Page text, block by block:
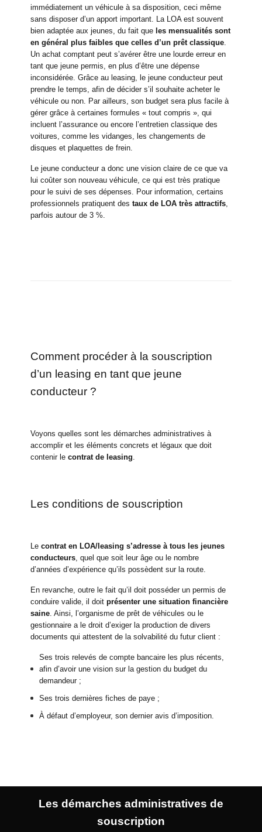
immédiatement un véhicule à sa disposition, ceci même
sans disposer d’un apport important. La LOA est souvent
bien adaptée aux jeunes, du fait que les mensualités sont
en général plus faibles que celles d’un prêt classique
Un achat comptant peut s’avérer être une lourde erreur en
tant que jeune permis, en plus d’être une dépense
inconsidérée. Grâce au leasing, le jeune conducteur peut
prendre le temps, afin de décider s’il souhaite acheter le
véhicule ou non. Par ailleurs, son budget sera plus facile à
gérer grâce à certaines formules « tout compris », qui
incluent l’assurance ou encore l’entretien classique des
voitures, comme les vidanges, les changements de
disques et plaquettes de frein.
Le jeune conducteur a donc une vision claire de ce que va
lui coûter son nouveau véhicule, ce qui est très pratique
pour le suivi de ses dépenses. Pour information, certains
professionnels pratiquent destaux de LOA très attractifs
parfois autour de 3 %.
Comment procéder à la souscription
d’un leasing en tant que jeune
conducteur ?
Voyons quelles sont les démarches administratives à
accomplir et les éléments concrets et légaux que doit
contenir lecontrat de leasing
Les conditions de souscription
Lecontrat en LOA/leasing s’adresse à tous les jeunes
conducteurs , quel que soit leur âge ou le nombre
d’années d’expérience qu’ils possèdent sur la route.
En revanche, outre le fait qu’il doit posséder un permis de
conduire valide, il doitprésenter une situation financière
saine . Ainsi, l’organisme de prêt de véhicules ou le
gestionnaire a le droit d’exiger la production de divers
documents qui attestent de la solvabilité du futur client :
Ses trois relevés de compte bancaire les plus récents,
afin d’avoir une vision sur la gestion du budget du
demandeur ;
Ses trois dernières fiches de paye ;
À défaut d’employeur, son dernier avis d’imposition.
Les démarches administratives de
souscription